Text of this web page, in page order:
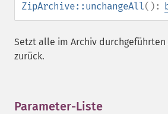
ZipArchive::unchangeAll():
Setzt alle im Archiv durchgeführten
zurück.
Parameter-Liste